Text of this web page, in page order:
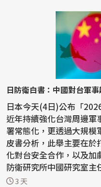
日防衛白書：中國對台軍
日本今天(4日)公布「
近年持續強化台灣周邊
署常態化，更透過大規模
皮書分析，此舉主要在於
化對台安全合作，以及加劇台灣
防衛研究所中國研究室
出，中...
3 天